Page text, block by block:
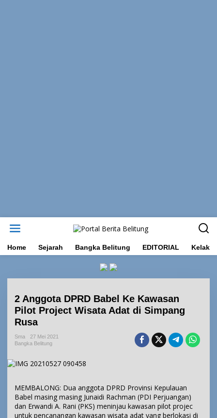
t
Home Sejarah Bangka Belitung EDITORIAL Kelakar
2 Anggota DPRD Babel Ke Kawasan
Pilot Project Wisata Adat di Simpang
Rusa
Sma
27 Mei 2021
Bangka Belitung
MEMBALONG: Dua anggota DPRD Provinsi Kepulauan
Babel masing masing Junaidi Rachman (PDI Perjuangan)
dan Erwandi A. Rani (PKS) meninjau kawasan pilot projec
untuk pencanangan kawasan wisata adat yang berlokasi di